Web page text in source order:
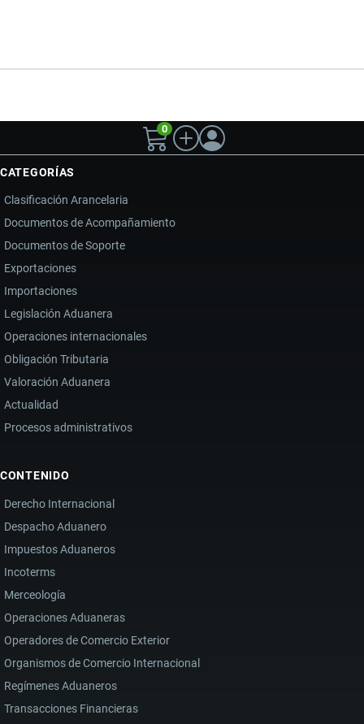
0
CATEGORÍAS
Clasificación Arancelaria
Documentos de Acompañamiento
Documentos de Soporte
Exportaciones
Importaciones
Legislación Aduanera
Operaciones internacionales
Obligación Tributaria
Valoración Aduanera
Actualidad
Procesos administrativos
CONTENIDO
Derecho Internacional
Despacho Aduanero
Impuestos Aduaneros
Incoterms
Merceología
Operaciones Aduaneras
Operadores de Comercio Exterior
Organismos de Comercio Internacional
Regímenes Aduaneros
Transacciones Financieras